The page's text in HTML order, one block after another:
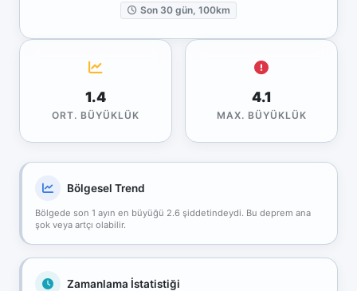
Son 30 gün, 100km
1.4
ORT. BÜYÜKLÜK
4.1
MAX. BÜYÜKLÜK
Bölgesel Trend
Bölgede son 1 ayın en büyüğü 2.6 şiddetindeydi. Bu deprem ana
şok veya artçı olabilir.
Zamanlama İstatistiği